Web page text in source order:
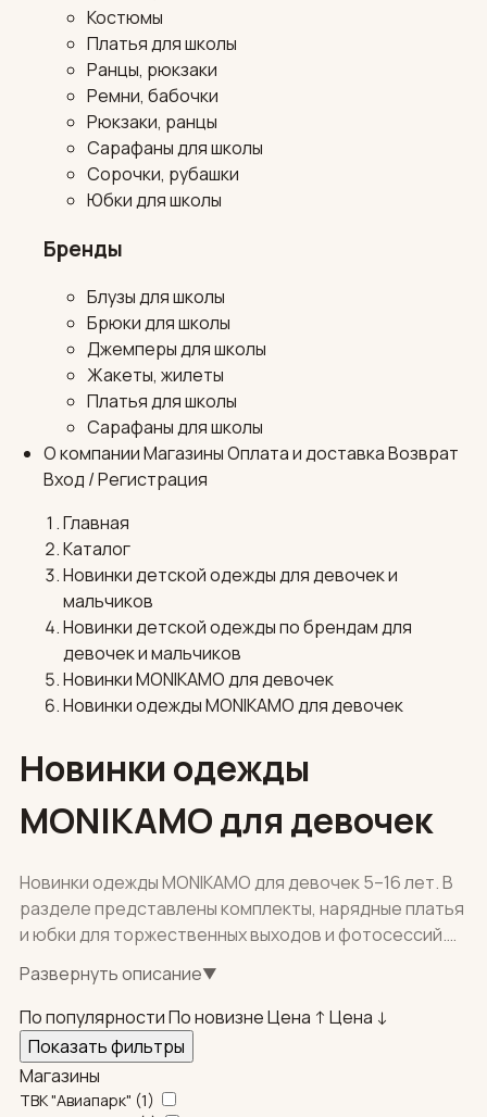
Костюмы
Платья для школы
Ранцы, рюкзаки
Ремни, бабочки
Рюкзаки, ранцы
Сарафаны для школы
Сорочки, рубашки
Юбки для школы
Бренды
Блузы для школы
Брюки для школы
Джемперы для школы
Жакеты, жилеты
Платья для школы
Сарафаны для школы
О компанииМагазиныОплата и доставкаВозврат
Вход / Регистрация
Главная
Каталог
Новинки детской одежды для девочек и
мальчиков
Новинки детской одежды по брендам для
девочек и мальчиков
Новинки MONIKAMO для девочек
Новинки одежды MONIKAMO для девочек
Новинки одежды
MONIKAMO для девочек
Новинки одежды MONIKAMO для девочек 5–16 лет. В
разделе представлены комплекты, нарядные платья
и юбки для торжественных выходов и фотосессий.
аккуратной отделкой. Доставка: собственная
служба по Москве, самовывоз, СДЭК по регионам.
Развернуть описание▼
По популярностиПо новизнеЦена ↑ Цена ↓
Показать фильтры
Магазины
ТВК "Авиапарк" (1)